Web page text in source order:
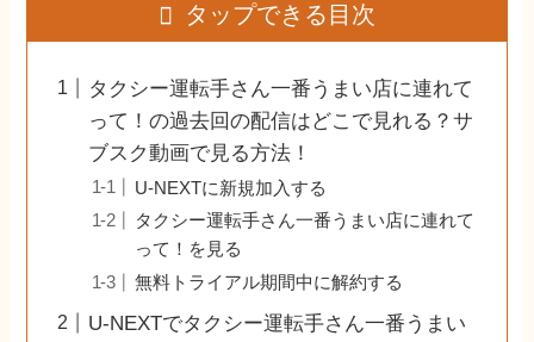
タップできる目次
タクシー運転手さん一番うまい店に連れて
って！の過去回の配信はどこで見れる？サ
ブスク動画で見る方法！
U-NEXTに新規加入する
タクシー運転手さん一番うまい店に連れて
って！を見る
無料トライアル期間中に解約する
U-NEXTでタクシー運転手さん一番うまい